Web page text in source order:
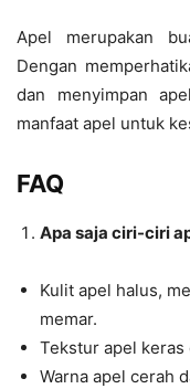
Apel merupakan
Dengan
dan menyimpan
manfaat apel untuk
FAQ
Apa saja ciri-ciri
Kulit apel halus,
memar.
Tekstur apel keras
Warna apel cerah